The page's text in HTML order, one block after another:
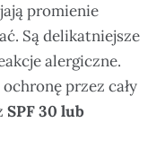
promienie
Są delikatniejsze
alergiczne.
przez cały
SPF 30 lub